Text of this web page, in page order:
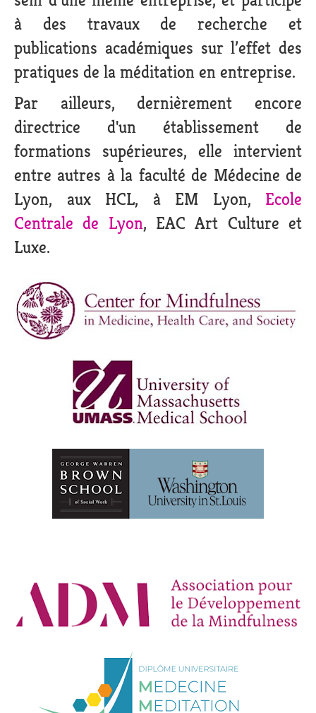
à des travaux de recherche et
publications académiques sur l’effet des
pratiques de la méditation en entreprise.
Par ailleurs, dernièrement encore
directrice d'un établissement de
formations supérieures, elle intervient
entre autres à la faculté de Médecine de
Lyon, aux HCL, à EM Lyon, Ecole
Centrale de Lyon, EAC Art Culture et
Luxe.